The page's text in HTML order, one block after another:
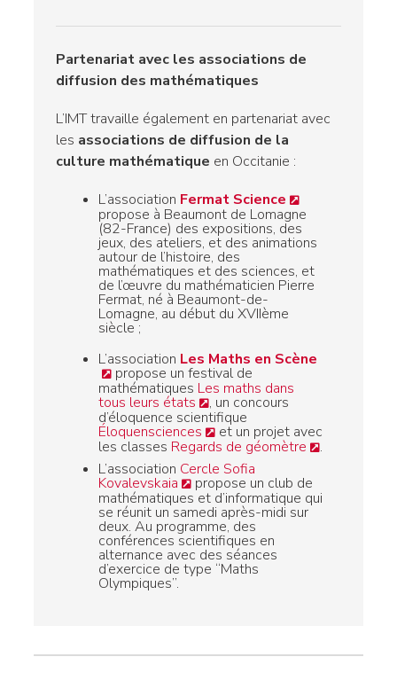
Partenariat avec les associations de
diffusion des mathématiques
L’IMT travaille également en partenariat avec
les associations de diffusion de la
culture mathématique en Occitanie :
L’association Fermat Science
propose à Beaumont de Lomagne
(82-France) des expositions, des
jeux, des ateliers, et des animations
autour de l’histoire, des
mathématiques et des sciences, et
de l’œuvre du mathématicien Pierre
Fermat, né à Beaumont-de-
Lomagne, au début du XVIIème
siècle ;
L’association Les Maths en Scène
propose un festival de
mathématiques Les maths dans
tous leurs états , un concours
d’éloquence scientifique
Éloquensciences et un projet avec
les classes Regards de géomètre
.
L’association Cercle Sofia
Kovalevskaia propose un club de
mathématiques et d’informatique qui
se réunit un samedi après-midi sur
deux. Au programme, des
conférences scientifiques en
alternance avec des séances
d’exercice de type “Maths
Olympiques”.